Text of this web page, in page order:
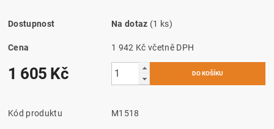
Dostupnost Na dotaz (1 ks)
Cena 1 942 Kč včetně DPH
1 605 Kč
Kód produktu M1518